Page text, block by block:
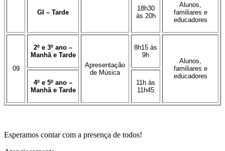
GI – Tarde
18h30
às 20h
Alunos,
familiares e
educadores
09
2º e 3º ano –
Manhã e Tarde
Apresentação
de Música
8h15 às
9h
Alunos,
familiares e
educadores
4º e 5º ano –
Manhã e Tarde
11h às
11h45
Esperamos contar com a presença de todos!